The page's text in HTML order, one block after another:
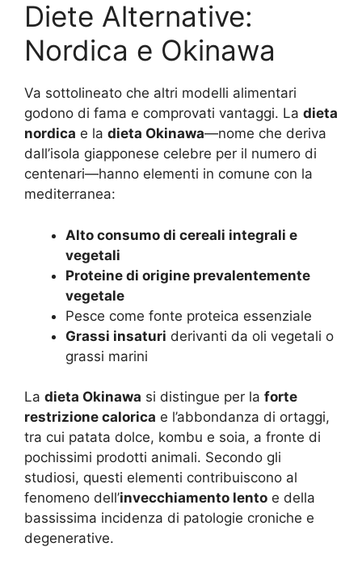
Diete Alternative:
Nordica e Okinawa
Va sottolineato che altri modelli alimentari
godono di fama e comprovati vantaggi. La dieta
nordica e la dieta Okinawa—nome che deriva
dall’isola giapponese celebre per il numero di
centenari—hanno elementi in comune con la
mediterranea:
Alto consumo di cereali integrali e
vegetali
Proteine di origine prevalentemente
vegetale
Pesce come fonte proteica essenziale
Grassi insaturi derivanti da oli vegetali o
grassi marini
La dieta Okinawa si distingue per la forte
restrizione calorica e l’abbondanza di ortaggi,
tra cui patata dolce, kombu e soia, a fronte di
pochissimi prodotti animali. Secondo gli
studiosi, questi elementi contribuiscono al
fenomeno dell’invecchiamento lento e della
bassissima incidenza di patologie croniche e
degenerative.